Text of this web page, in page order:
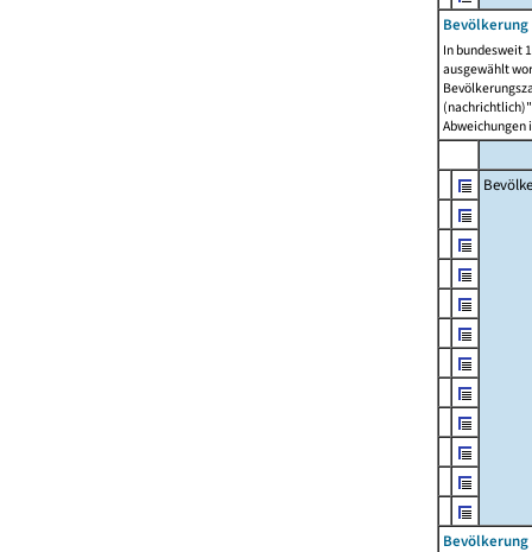
In bundesweit
ausgewählt
Abweichungen